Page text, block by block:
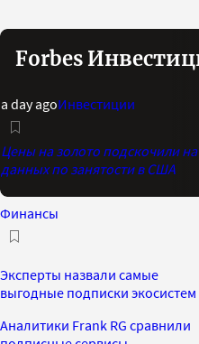
Forbes
a day agoИнвестиции
Цены на золото подскочили
данных по занятости в США
Финансы
Эксперты назвали самые
выгодные подписки экосистем
Аналитики Frank RG сравнили